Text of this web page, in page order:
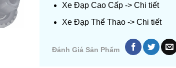
Xe Đạp Cao Cấp ->Chi tiết
Xe Đạp Thể Thao ->Chi tiết
Đánh Giá Sản Phẩm